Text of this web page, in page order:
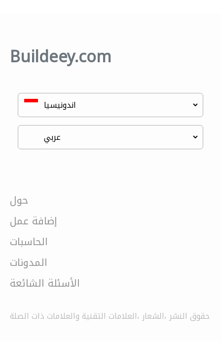
Buildeey.com
حول
إضافة عمل
الحاسبات
المدونات
الأسئلة الشائعة
حقوق النشر ،الشعار ،العلامات التقنية والعلامات ذات الصلة